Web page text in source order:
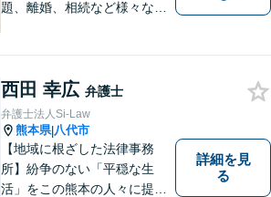
題、離婚、相続など様々な問
い！
西田 幸広 弁護士
弁護士法人Si-Law
熊本県|八代市
【地域に根ざした法律事務
所】紛争のない「平穏な生
活」をこの熊本の人々に提供
詳細を見
る